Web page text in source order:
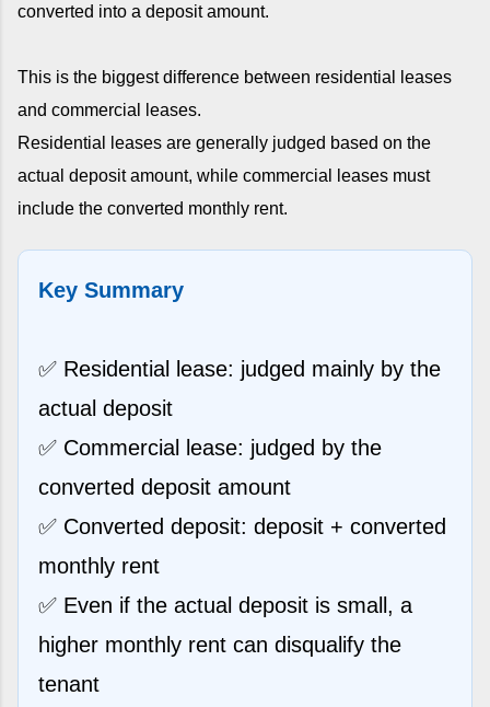
converted into a deposit amount.
This is the biggest difference between residential leases
and commercial leases.
Residential leases are generally judged based on the
actual deposit amount, while commercial leases must
include the converted monthly rent.
Key Summary
✅ Residential lease: judged mainly by the
actual deposit
✅ Commercial lease: judged by the
converted deposit amount
✅ Converted deposit: deposit + converted
monthly rent
✅ Even if the actual deposit is small, a
higher monthly rent can disqualify the
tenant